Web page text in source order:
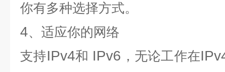
你有多种选择方式。
4、适应你的网络
支持IPv4和 IPv6 ，无论工作在